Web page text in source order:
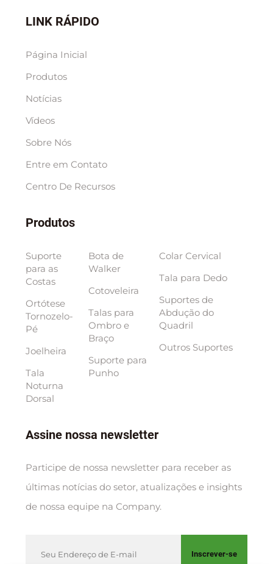
LINK RÁPIDO
Página Inicial
Produtos
Notícias
Vídeos
Sobre Nós
Entre em Contato
Centro De Recursos
Produtos
Suporte
para as
Costas
Ortótese
Tornozelo-
Pé
Joelheira
Tala
Noturna
Dorsal
Bota de
Walker
Cotoveleira
Talas para
Ombro e
Braço
Suporte para
Punho
Colar Cervical
Tala para Dedo
Suportes de
Abdução do
Quadril
Outros Suportes
Assine nossa newsletter
Participe de nossa newsletter para receber as
últimas notícias do setor, atualizações e insights
de nossa equipe na Company.
Inscrever-se